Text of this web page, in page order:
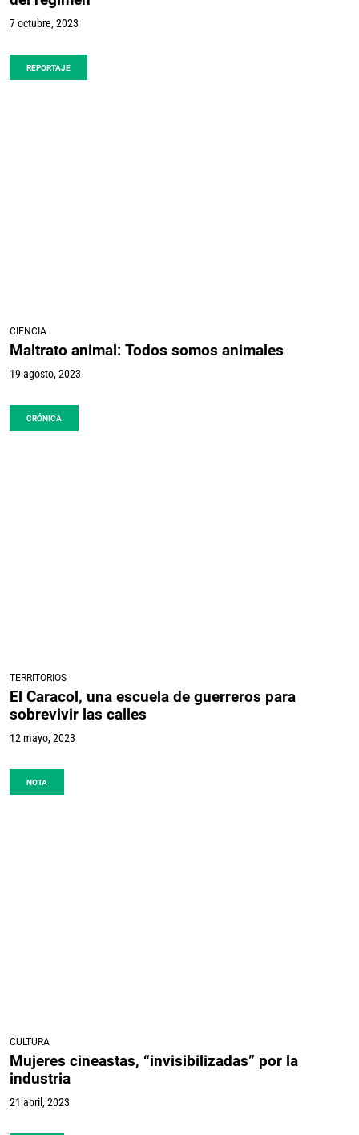
7 octubre, 2023
REPORTAJE
CIENCIA
Maltrato animal: Todos somos animales
19 agosto, 2023
CRÓNICA
TERRITORIOS
El Caracol, una escuela de guerreros para
sobrevivir las calles
12 mayo, 2023
NOTA
CULTURA
Mujeres cineastas, “invisibilizadas” por la
industria
21 abril, 2023